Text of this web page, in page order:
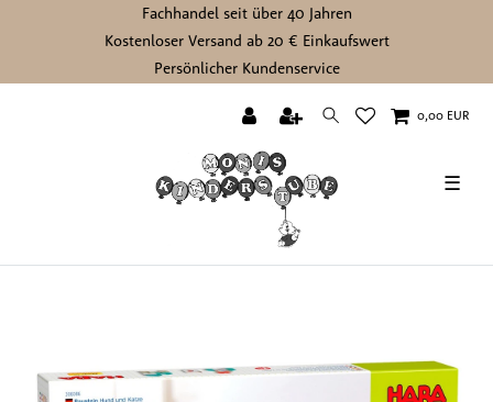
Fachhandel seit über 40 Jahren
Kostenloser Versand ab 20 € Einkaufswert
Persönlicher Kundenservice
0,00 EUR
☰